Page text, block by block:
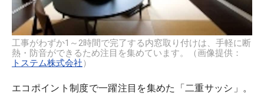
工事がわずか1～2時間で完了する内窓取り付けは、手軽に断
熱・防音ができるため注目を集めています。（画像提供：
トステム株式会社）
エコポイント制度で一躍注目を集めた「二重サッシ」。